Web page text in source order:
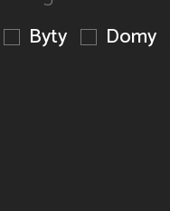
Byty Domy